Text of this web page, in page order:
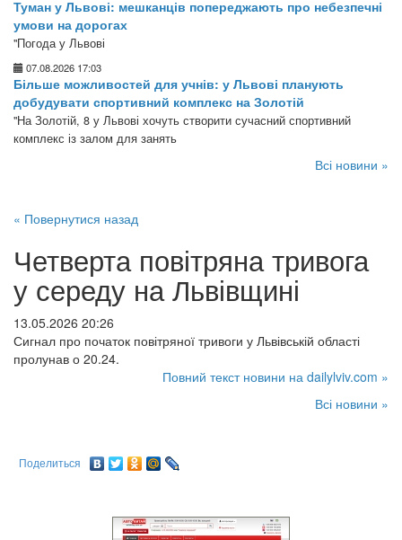
Туман у Львові: мешканців попереджають про небезпечні
умови на дорогах
"Погода у Львові
07.08.2026 17:03
Більше можливостей для учнів: у Львові планують
добудувати спортивний комплекс на Золотій
"На Золотій, 8 у Львові хочуть створити сучасний спортивний
комплекс із залом для занять
Всі новини »
« Повернутися назад
Четверта повітряна тривога
у середу на Львівщині
13.05.2026 20:26
Сигнал про початок повітряної тривоги у Львівській області
пролунав о 20.24.
Повний текст новини на dailylviv.com »
Всі новини »
Поделиться